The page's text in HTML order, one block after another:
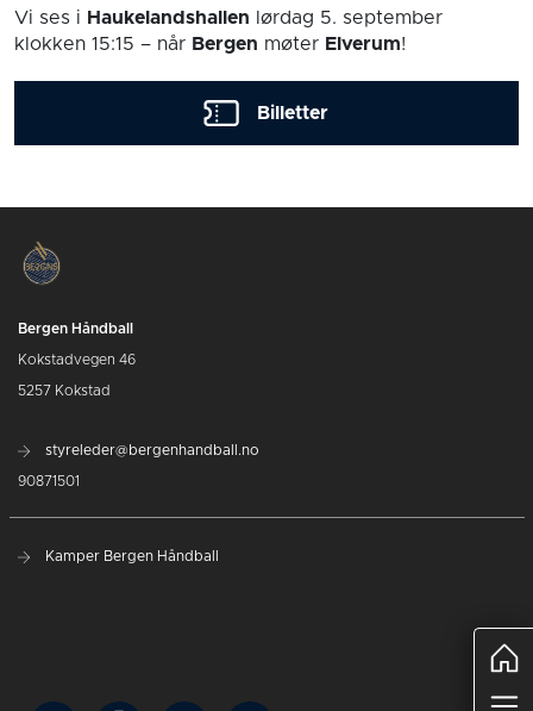
Vi ses i Haukelandshallen lørdag 5. september
klokken 15:15 – når Bergen møter Elverum!
Billetter
Bergen Håndball
Kokstadvegen 46
5257 Kokstad
styreleder@bergenhandball.no
90871501
Kamper Bergen Håndball